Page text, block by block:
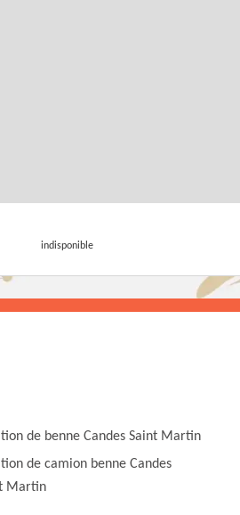
indisponible
de benne Candes Saint Martin
de camion benne Candes
Martin